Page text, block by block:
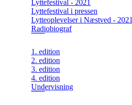
Lyttefestival - 2021
Lyttefestival i pressen
Lytteoplevelser i Næstved - 2021
Radiobiograf
1. edition
2. edition
3. edition
4. edition
Undervisning